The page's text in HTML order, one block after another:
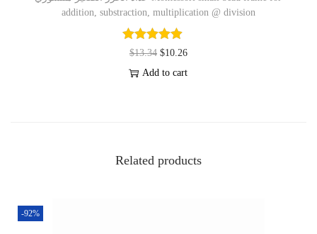
addition, substraction, multiplication @ division
$13.34 $10.26
Add to cart
Related products
-92%